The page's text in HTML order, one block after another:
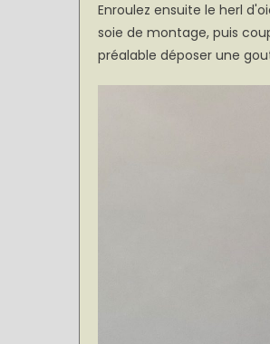
Enroulez ensuite le herl
soie de montage, puis
préalable déposer une